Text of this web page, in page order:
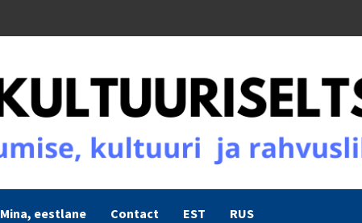
Mina, eestlane Contact EST RUS